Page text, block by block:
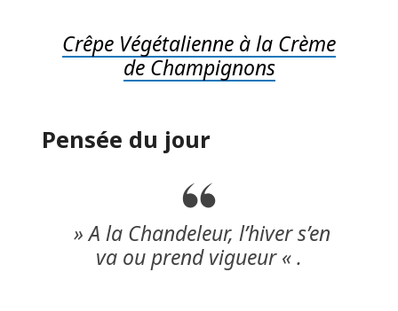
Crêpe Végétalienne à la Crème
de Champignons
Pensée du jour
» A la Chandeleur, l’hiver s’en
va ou prend vigueur « .